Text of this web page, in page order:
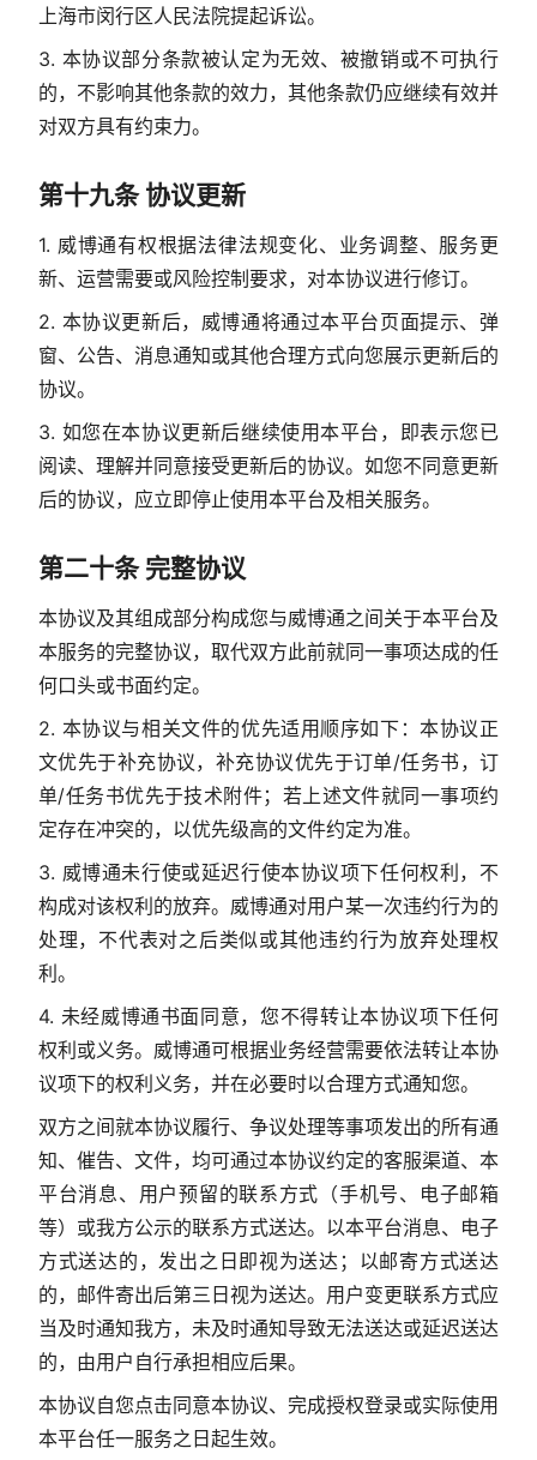
上海市闵行区人民法院提起诉讼。
3. 本协议部分条款被认定为无效、被撤销或不可执行
的，不影响其他条款的效力，其他条款仍应继续有效并
对双方具有约束力。
第十九条 协议更新
1. 威博通有权根据法律法规变化、业务调整、服务更
新、运营需要或风险控制要求，对本协议进行修订。
2. 本协议更新后，威博通将通过本平台页面提示、弹
窗、公告、消息通知或其他合理方式向您展示更新后的
协议。
3. 如您在本协议更新后继续使用本平台，即表示您已
阅读、理解并同意接受更新后的协议。如您不同意更新
后的协议，应立即停止使用本平台及相关服务。
第二十条 完整协议
本协议及其组成部分构成您与威博通之间关于本平台及
本服务的完整协议，取代双方此前就同一事项达成的任
何口头或书面约定。
2. 本协议与相关文件的优先适用顺序如下：本协议正
文优先于补充协议，补充协议优先于订单/任务书，订
单/任务书优先于技术附件；若上述文件就同一事项约
定存在冲突的，以优先级高的文件约定为准。
3. 威博通未行使或延迟行使本协议项下任何权利，不
构成对该权利的放弃。威博通对用户某一次违约行为的
处理，不代表对之后类似或其他违约行为放弃处理权
利。
4. 未经威博通书面同意，您不得转让本协议项下任何
权利或义务。威博通可根据业务经营需要依法转让本协
议项下的权利义务，并在必要时以合理方式通知您。
双方之间就本协议履行、争议处理等事项发出的所有通
知、催告、文件，均可通过本协议约定的客服渠道、本
平台消息、用户预留的联系方式（手机号、电子邮箱
等）或我方公示的联系方式送达。以本平台消息、电子
方式送达的，发出之日即视为送达；以邮寄方式送达
的，邮件寄出后第三日视为送达。用户变更联系方式应
当及时通知我方，未及时通知导致无法送达或延迟送达
的，由用户自行承担相应后果。
本协议自您点击同意本协议、完成授权登录或实际使用
本平台任一服务之日起生效。